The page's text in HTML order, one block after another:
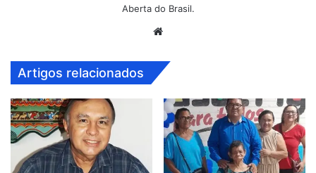
Aberta do Brasil.
Artigos relacionados